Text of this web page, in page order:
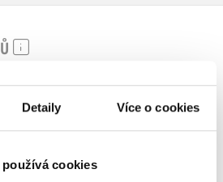
Detaily Více o cookies
cookies
žádná uživatelská hodnocení.
vkládat pouze registrovaní uživatelé